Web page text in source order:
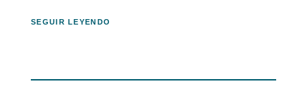
SEGUIR LEYENDO